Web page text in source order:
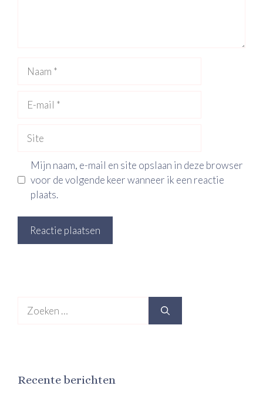
mail
Mijn naam, e-mail en site opslaan in deze browser
voor de volgende keer wanneer ik een reactie
plaats.
naar:
Recente berichten